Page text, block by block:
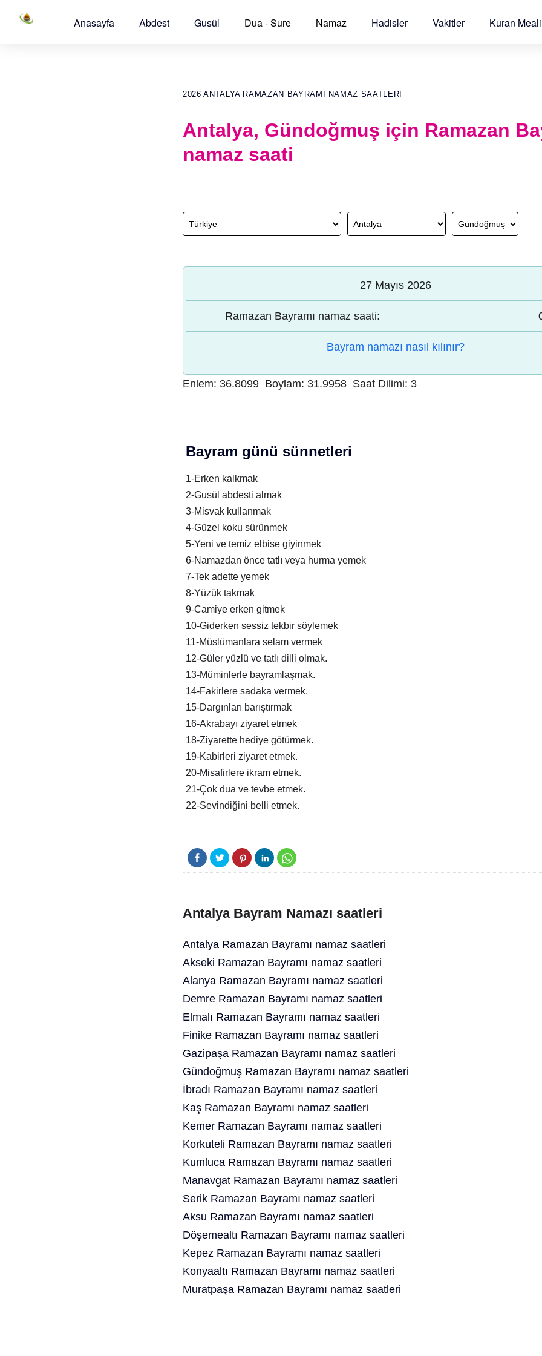
Anasayfa Abdest Gusül Dua - Sure Namaz Hadisler Vakitler Kuran Meali
2026 ANTALYA RAMAZAN BAYRAMI NAMAZ SAATLERI
Antalya, Gündoğmuş için Ramazan
namaz saati
27 Mayıs 2026
Ramazan Bayramı namaz saati:
Bayram namazı nasıl kılınır?
Enlem: 36.8099 Boylam: 31.9958 Saat Dilimi: 3
Bayram günü sünnetleri
1-Erken kalkmak
2-Gusül abdesti almak
3-Misvak kullanmak
4-Güzel koku sürünmek
5-Yeni ve temiz elbise giyinmek
6-Namazdan önce tatlı veya hurma yemek
7-Tek adette yemek
8-Yüzük takmak
9-Camiye erken gitmek
10-Giderken sessiz tekbir söylemek
11-Müslümanlara selam vermek
12-Güler yüzlü ve tatlı dilli olmak.
13-Müminlerle bayramlaşmak.
14-Fakirlere sadaka vermek.
15-Dargınları barıştırmak
16-Akrabayı ziyaret etmek
18-Ziyarette hediye götürmek.
19-Kabirleri ziyaret etmek.
20-Misafirlere ikram etmek.
21-Çok dua ve tevbe etmek.
22-Sevindiğini belli etmek.
Antalya Bayram Namazı saatleri
Antalya Ramazan Bayramı namaz saatleri
Akseki Ramazan Bayramı namaz saatleri
Alanya Ramazan Bayramı namaz saatleri
Demre Ramazan Bayramı namaz saatleri
Elmalı Ramazan Bayramı namaz saatleri
Finike Ramazan Bayramı namaz saatleri
Gazipaşa Ramazan Bayramı namaz saatleri
Gündoğmuş Ramazan Bayramı namaz saatleri
İbradı Ramazan Bayramı namaz saatleri
Kaş Ramazan Bayramı namaz saatleri
Kemer Ramazan Bayramı namaz saatleri
Korkuteli Ramazan Bayramı namaz saatleri
Kumluca Ramazan Bayramı namaz saatleri
Manavgat Ramazan Bayramı namaz saatleri
Serik Ramazan Bayramı namaz saatleri
Aksu Ramazan Bayramı namaz saatleri
Döşemealtı Ramazan Bayramı namaz saatleri
Kepez Ramazan Bayramı namaz saatleri
Konyaaltı Ramazan Bayramı namaz saatleri
Muratpaşa Ramazan Bayramı namaz saatleri